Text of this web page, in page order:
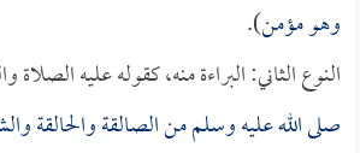
وهو مؤمن).
النوع الثاني: البراءة منه، كقوله عليه
صلى الله عليه وسلم من الصالقة والحالقة